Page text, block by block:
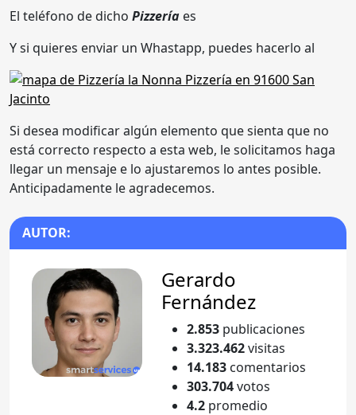
El teléfono de dicho Pizzería es
Y si quieres enviar un Whastapp, puedes hacerlo al
Si desea modificar algún elemento que sienta que no
está correcto respecto a esta web, le solicitamos haga
llegar un mensaje e lo ajustaremos lo antes posible.
Anticipadamente le agradecemos.
AUTOR:
Gerardo
Fernández
2.853 publicaciones
3.323.462visitas
14.183 comentarios
303.704votos
4.2 promedio